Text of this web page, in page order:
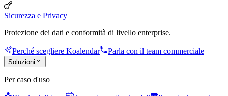
Sicurezza e Privacy
Protezione dei dati e conformità di livello enterprise.
Perché scegliere Koalendar Parla con il team commerciale
Soluzioni
Per caso d'uso